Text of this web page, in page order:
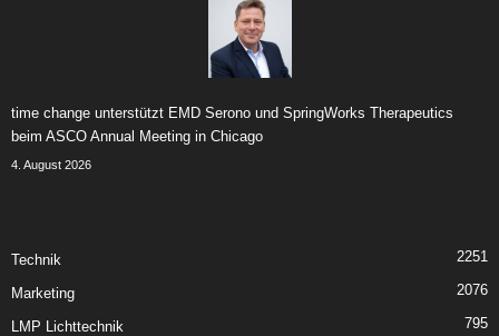
time change unterstützt EMD Serono und SpringWorks Therapeutics
beim ASCO Annual Meeting in Chicago
4. August 2026
Technik 2251
Marketing 2076
LMP Lichttechnik 795